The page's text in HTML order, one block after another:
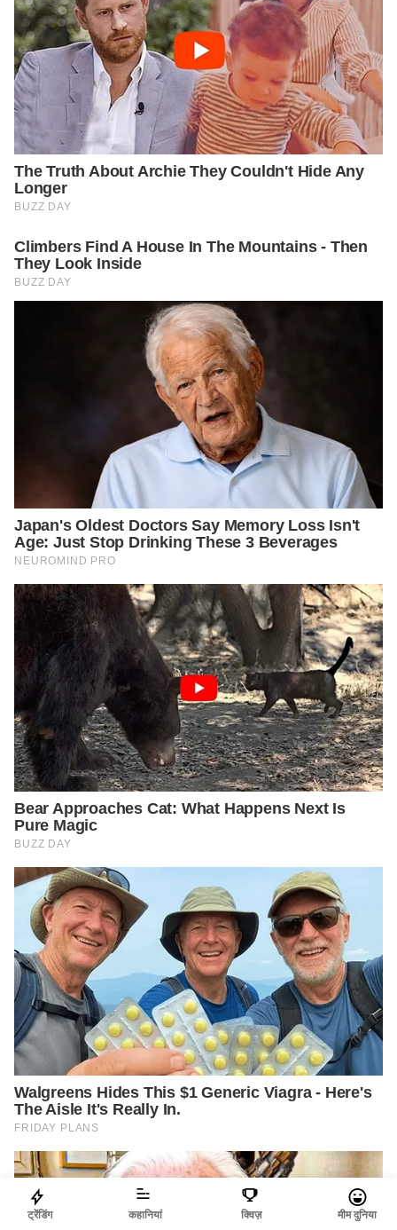
ट्रेंडिंग कहानियां क्विज़ मीम दुनिया